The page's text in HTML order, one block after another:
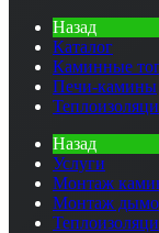
Назад
Каталог
Каминные
Печи-камины
Назад
Услуги
Монтаж
Монтаж